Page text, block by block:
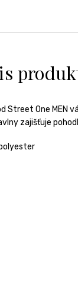
Street One MEN
zajišťuje